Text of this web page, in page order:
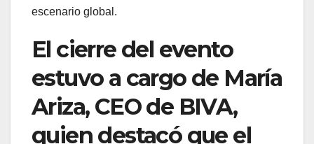
escenario global.
El cierre del evento
estuvo a cargo de María
Ariza, CEO de BIVA,
quien destacó que el